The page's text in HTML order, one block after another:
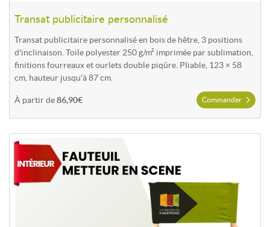
événementiel ?
Ambiance décontractée: Transats & hamacs
Zone premium ou VIP
Modularité maximale
Convivialité renforcée: Transat double
votre stand et du type de public accueilli (grand public, B2B,
VIP…).
Transat publicitaire personnalisé
Transat publicitaire personnalisé en bois de hêtre, 3 positions
d'inclinaison. Toile polyester 250 g/m² imprimée par sublimation,
finitions fourreaux et ourlets double piqûre. Pliable, 123 × 58
cm, hauteur jusqu'à 87 cm.
À partir de86,90€ Commander
Commander Fauteuil metteur en scène personnalisable